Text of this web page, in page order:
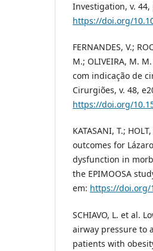
Investigation, v. 44,
https://doi.org/
FERNANDES, V.;
M.; OLIVEIRA, M.
com indicação de
Cirurgiões, v. 48,
https://doi.org/
KATASANI, T.;
outcomes for
dysfunction in
the EPIMOOSA
em: https://doi.org/
SCHIAVO, L. et al.
airway pressure to
patients with